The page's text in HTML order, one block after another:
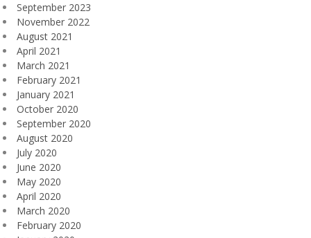
September 2023
November 2022
August 2021
April 2021
March 2021
February 2021
January 2021
October 2020
September 2020
August 2020
July 2020
June 2020
May 2020
April 2020
March 2020
February 2020